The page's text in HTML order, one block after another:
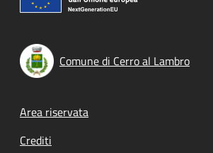
Comune di Cerro al Lambro
Footer menu
Area riservata
Crediti